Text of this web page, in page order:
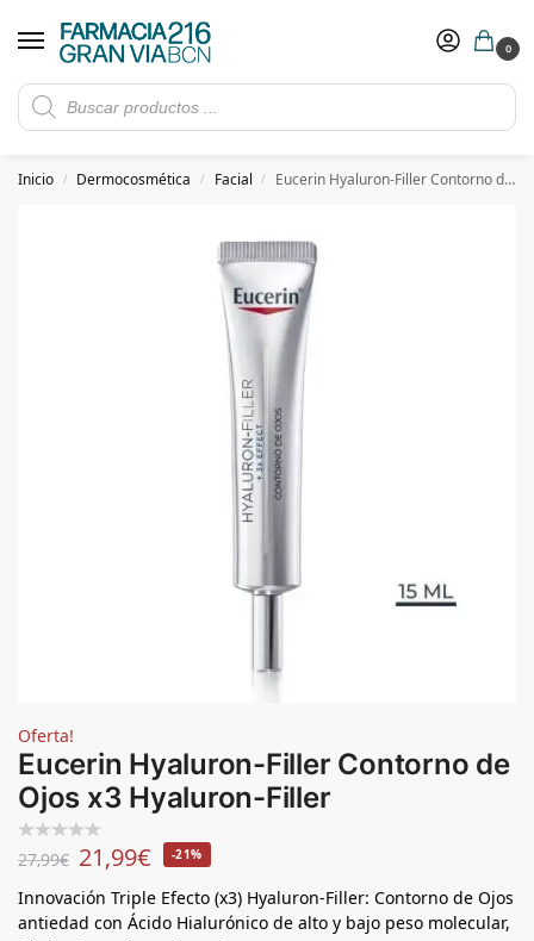
0
Rebajas de verano hasta -30%
​ 5€ de descuento con el cupón 5GRANVIA (compras superiores a 150€)
Inicio / Dermocosmética / Facial / Eucerin Hyaluron-Filler Contorno de Ojos x3 Hyaluron-Filler
Oferta!
Eucerin Hyaluron-Filler Contorno de
Ojos x3 Hyaluron-Filler
27,99€ 21,99€ -21%
Innovación Triple Efecto (x3) Hyaluron-Filler: Contorno de Ojos
antiedad con Ácido Hialurónico de alto y bajo peso molecular,